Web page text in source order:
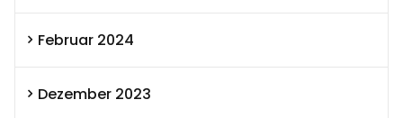
Februar 2024
Dezember 2023